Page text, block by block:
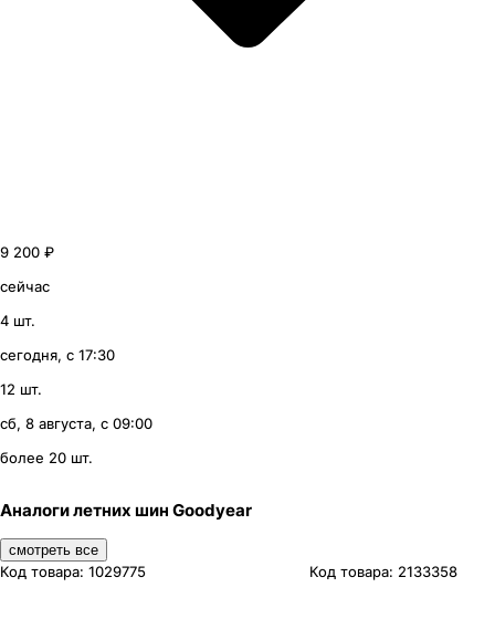
9 200 ₽
сейчас
4 шт.
сегодня, с 17:30
12 шт.
сб, 8 августа, с 09:00
более 20 шт.
Аналоги летних шин Goodyear
смотреть все
Код товара: 1029775 Код товара: 2133358